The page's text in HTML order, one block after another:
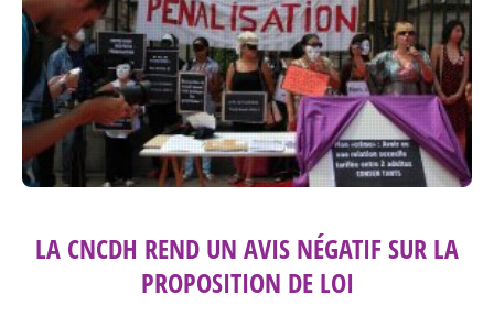
LA CNCDH REND UN AVIS NÉGATIF SUR LA
PROPOSITION DE LOI